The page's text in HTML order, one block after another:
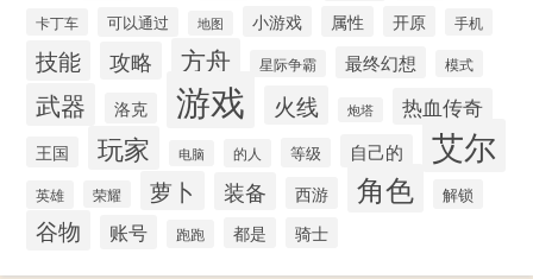
卡丁车 可以通过 地图 小游戏 属性 开原 手机
技能 攻略 方舟 星际争霸 最终幻想 模式
武器 洛克 游戏 火线 炮塔 热血传奇
王国 玩家 电脑 的人 等级 自己的 艾尔
英雄 荣耀 萝卜 装备 西游 角色 解锁
谷物 账号 跑跑 都是 骑士